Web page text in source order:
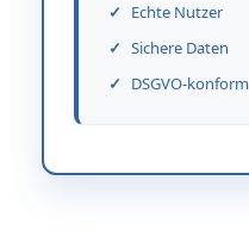
Echte Nutzer
Sichere Daten
DSGVO-konform